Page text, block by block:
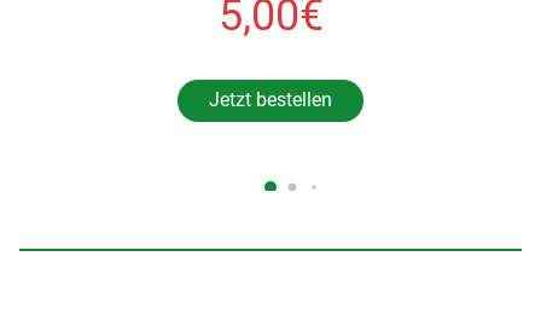
5,00€
Jetzt bestellen